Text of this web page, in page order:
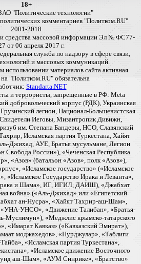
18+
"Политические технологии"
комментариев "Политком.RU"
2001-2018
средства массовой информации Эл № ФС77-
от 06 апреля 2017 г.
служба по надзору в сфере связи,
и массовых коммуникаций.
материалов сайта активная
"Политком.RU" обязательна
Standarta.NET
и террористы, запрещенные в РФ: Meta
добровольческий корпус (РДК), Украинская
легион, Национал-Большевистская
Иеговы, Мизантропик Дивижн,
им. Степана Бандеры, НСО, Славянский
Исламская партия Туркестана, Хайят
Джихад, АУЕ, Братья мусульмане, Легион
Свобода России»), «Чеченская Республика
«Азов» (батальон «Азов», полк «Азов»),
«Исламское государство» («Исламское
«Исламское Государство Ирака и Леванта»,
и Шама», ИГ, ИГИЛ, ДАИШ), «Джабхат
война» («Аль-Джихад» или «Египетский
ан-Нусра», «Хайят Тахрир-аш-Шам»,
УНСО», «Движение Талибан», «Братья-
Муслимун»), «Меджлис крымско-татарского
«Имарат Кавказ» («Кавказский Эмират»),
моджахедов», «Нурджулар», «Таблиги
«Исламская партия Туркестана»,
«Исламское движение Восточного
аш-Шам», «АУМ Синрике», «Братство»